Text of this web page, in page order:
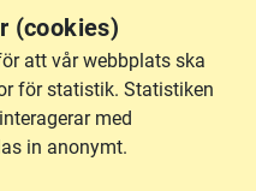
(cookies)
att vår webbplats ska
för statistik. Statistiken
med
in anonymt.